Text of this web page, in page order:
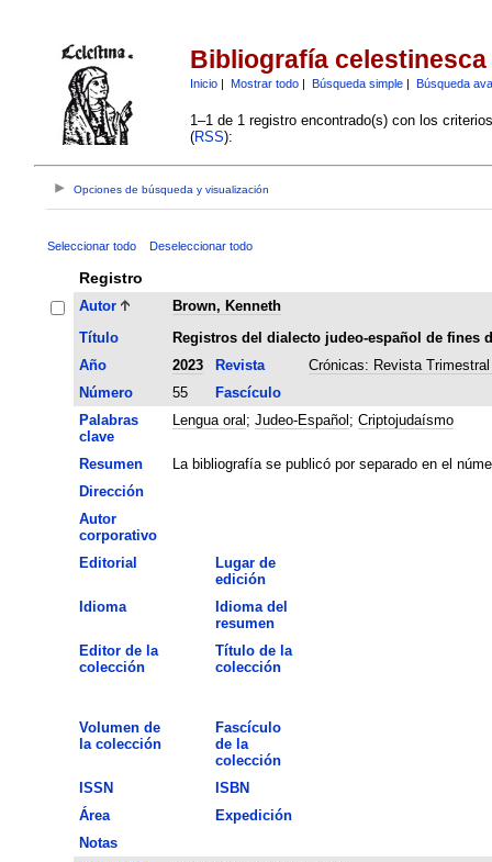
Bibliografía celestinesca
Inicio| Mostrar todo| Búsqueda simple| Búsqueda
1–1 de 1 registro encontrado(s) con los
(RSS):
Opciones de búsqueda y visualización
Seleccionar todo Deseleccionar todo
Registro
Autor
Brown, Kenneth
Título
Registros del dialecto judeo-español de fines
Año
2023 Revista
Crónicas: Revista
Número
55
Fascículo
Palabras
clave
Lengua oral ; Judeo-Español ; Criptojudaísmo
Resumen
La bibliografía se publicó por separado en el
Dirección
Autor
corporativo
Editorial
Lugar de
edición
Idioma
Idioma del
resumen
Editor de la
colección
Título de la
colección
Volumen de
la colección
Fascículo
de la
colección
ISSN
ISBN
Área
Expedición
Notas